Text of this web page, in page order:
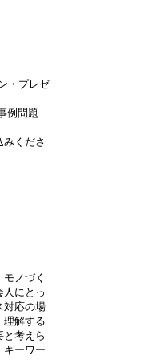
・プレゼ
例問題
みくださ
ノづく
人にとっ
対応の場
理解する
考えら
キーワー